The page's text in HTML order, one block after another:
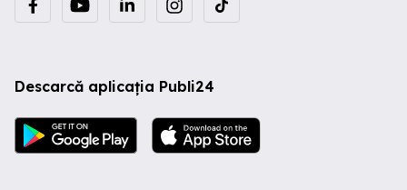
Descarcă aplicația Publi24